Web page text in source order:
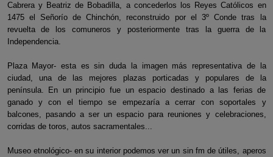
Cabrera y Beatriz de Bobadilla, a concederlos los Reyes Católicos en
1475 el Señorío de Chinchón, reconstruido por el 3º Conde tras la
revuelta de los comuneros y posteriormente tras la guerra de la
Independencia.
Plaza Mayor- esta es sin duda la imagen más representativa de la
ciudad, una de las mejores plazas porticadas y populares de la
península. En un principio fue un espacio destinado a las ferias de
ganado y con el tiempo se empezaría a cerrar con soportales y
balcones, pasando a ser un espacio para reuniones y celebraciones,
corridas de toros, autos sacramentales...
Museo etnológico- en su interior podemos ver un sin fm de útiles, aperos